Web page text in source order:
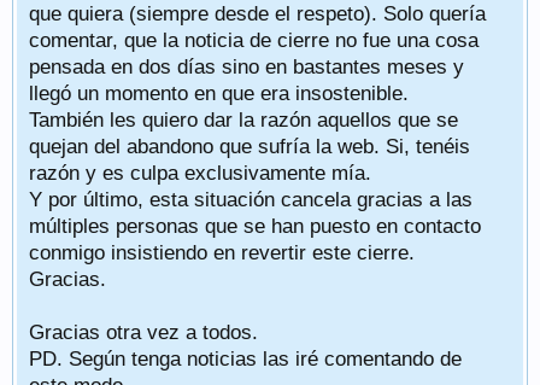
que quiera (siempre desde el respeto). Solo quería
comentar, que la noticia de cierre no fue una cosa
pensada en dos días sino en bastantes meses y
llegó un momento en que era insostenible.
También les quiero dar la razón aquellos que se
quejan del abandono que sufría la web. Si, tenéis
razón y es culpa exclusivamente mía.
Y por último, esta situación cancela gracias a las
múltiples personas que se han puesto en contacto
conmigo insistiendo en revertir este cierre.
Gracias.
Gracias otra vez a todos.
PD. Según tenga noticias las iré comentando de